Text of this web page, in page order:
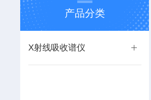
产品分类
X射线吸收谱仪